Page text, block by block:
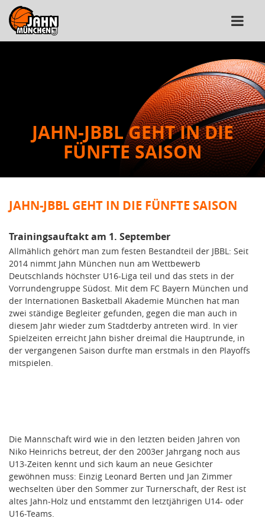
JAHN-JBBL GEHT IN DIE
FÜNFTE SAISON
JAHN-JBBL GEHT IN DIE FÜNFTE SAISON
Trainingsauftakt am 1. September
Allmählich gehört man zum festen Bestandteil der JBBL: Seit
2014 nimmt Jahn München nun am Wettbewerb
Deutschlands höchster U16-Liga teil und das stets in der
Vorrundengruppe Südost. Mit dem FC Bayern München und
der Internationen Basketball Akademie München hat man
zwei ständige Begleiter gefunden, gegen die man auch in
diesem Jahr wieder zum Stadtderby antreten wird. In vier
Spielzeiten erreicht Jahn bisher dreimal die Hauptrunde, in
der vergangenen Saison durfte man erstmals in den Playoffs
mitspielen.
Die Mannschaft wird wie in den letzten beiden Jahren von
Niko Heinrichs betreut, der den 2003er Jahrgang noch aus
U13-Zeiten kennt und sich kaum an neue Gesichter
gewöhnen muss: Einzig Leonard Berten und Jan Zimmer
wechselten über den Sommer zur Turnerschaft, der Rest ist
altes Jahn-Holz und entstammt den letztjährigen U14- oder
U16-Teams.